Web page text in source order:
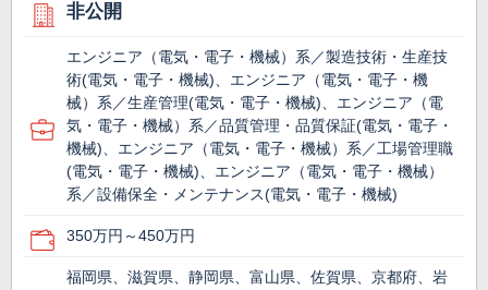
非公開
エンジニア（電気・電子・機械）系／製造技術・生産技
術(電気・電子・機械)、エンジニア（電気・電子・機
械）系／生産管理(電気・電子・機械)、エンジニア（電
気・電子・機械）系／品質管理・品質保証(電気・電子・
機械)、エンジニア（電気・電子・機械）系／工場管理職
(電気・電子・機械)、エンジニア（電気・電子・機械）
系／設備保全・メンテナンス(電気・電子・機械)
350万円～450万円
福岡県、滋賀県、静岡県、富山県、佐賀県、京都府、岩